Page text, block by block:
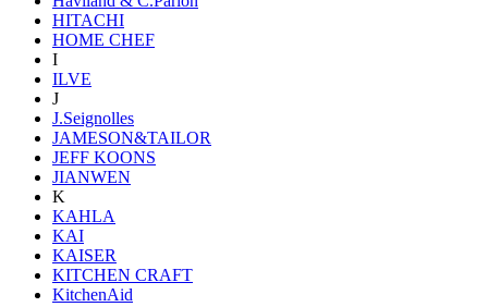
HITACHI
HOME CHEF
I
ILVE
J
J.Seignolles
JAMESON&TAILOR
JEFF KOONS
JIANWEN
K
KAHLA
KAI
KAISER
KITCHEN CRAFT
KitchenAid